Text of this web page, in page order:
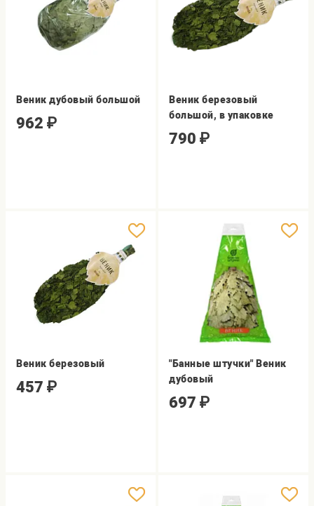
Веник дубовый большой
962 ₽
Веник березовый
большой, в упаковке
790 ₽
Веник березовый
457 ₽
"Банные штучки" Веник
дубовый
697 ₽